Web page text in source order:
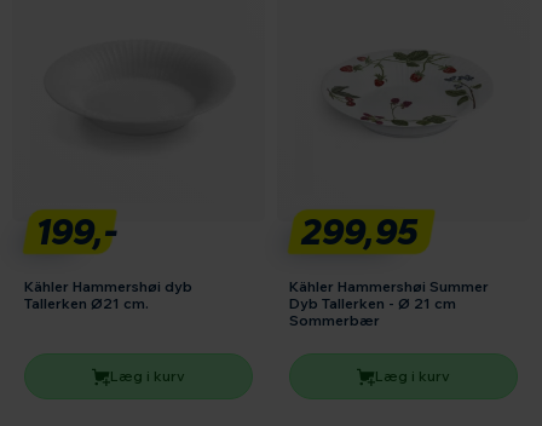
199,-
Kähler Hammershøi dyb
Tallerken Ø21 cm.
Læg i kurv
299,95
Kähler Hammershøi Summer
Dyb Tallerken - Ø 21 cm
Sommerbær
Læg i kurv